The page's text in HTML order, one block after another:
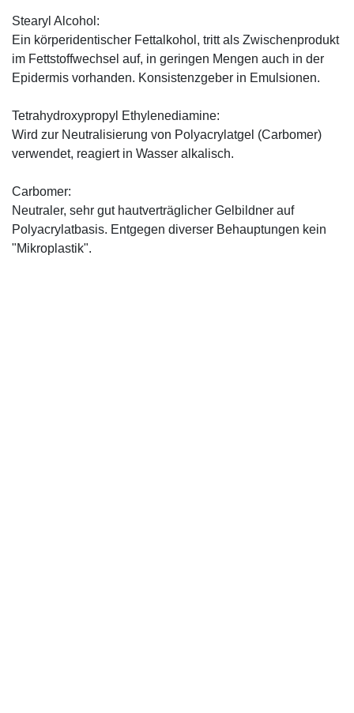
Stearyl Alcohol:
Ein körperidentischer Fettalkohol, tritt als Zwischenprodukt
im Fettstoffwechsel auf, in geringen Mengen auch in der
Epidermis vorhanden. Konsistenzgeber in Emulsionen.
Tetrahydroxypropyl Ethylenediamine:
Wird zur Neutralisierung von Polyacrylatgel (Carbomer)
verwendet, reagiert in Wasser alkalisch.
Carbomer:
Neutraler, sehr gut hautverträglicher Gelbildner auf
Polyacrylatbasis. Entgegen diverser Behauptungen kein
"Mikroplastik".